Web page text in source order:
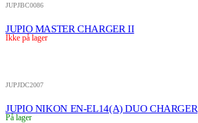
JUPJBC0086
JUPIO MASTER CHARGER II
Ikke på lager
JUPJDC2007
JUPIO NIKON EN-EL14(A) DUO CHARGER
På lager